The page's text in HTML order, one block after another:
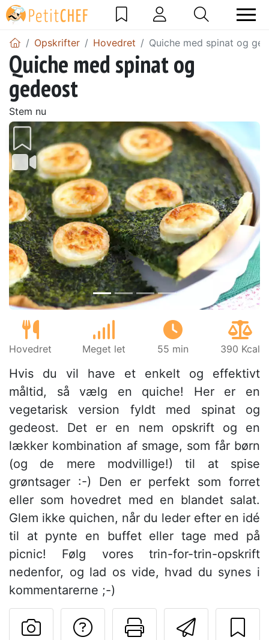
Opskrifter Hovedret Quiche med spinat og
Quiche med spinat og
gedeost
Stem nu
Tidligere
Hovedret Meget let 55 min 390 Kcal
Hvis du vil have et enkelt og effektivt
måltid, så vælg en quiche! Her er en
vegetarisk version fyldt med spinat og
gedeost. Det er en nem opskrift og en
lækker kombination af smage, som får børn
(og de mere modvillige!) til at spise
grøntsager :-) Den er perfekt som forret
eller som hovedret med en blandet salat.
Glem ikke quichen, når du leder efter en idé
til at pynte en buffet eller tage med på
picnic! Følg vores trin-for-trin-opskrift
nedenfor, og lad os vide, hvad du synes i
kommentarerne ;-)
Send
Udskriv
Stil et spørgsmål